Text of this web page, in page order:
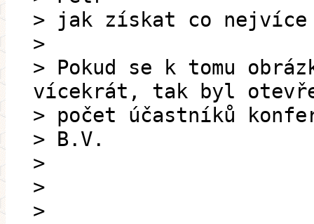
> jak získat co nejvíce
>
> Pokud se k tomu
vícekrát, tak byl
> počet účastníků
> B.V.
>
>
>